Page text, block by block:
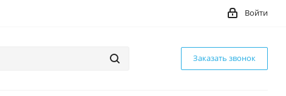
Войти
Заказать звонок